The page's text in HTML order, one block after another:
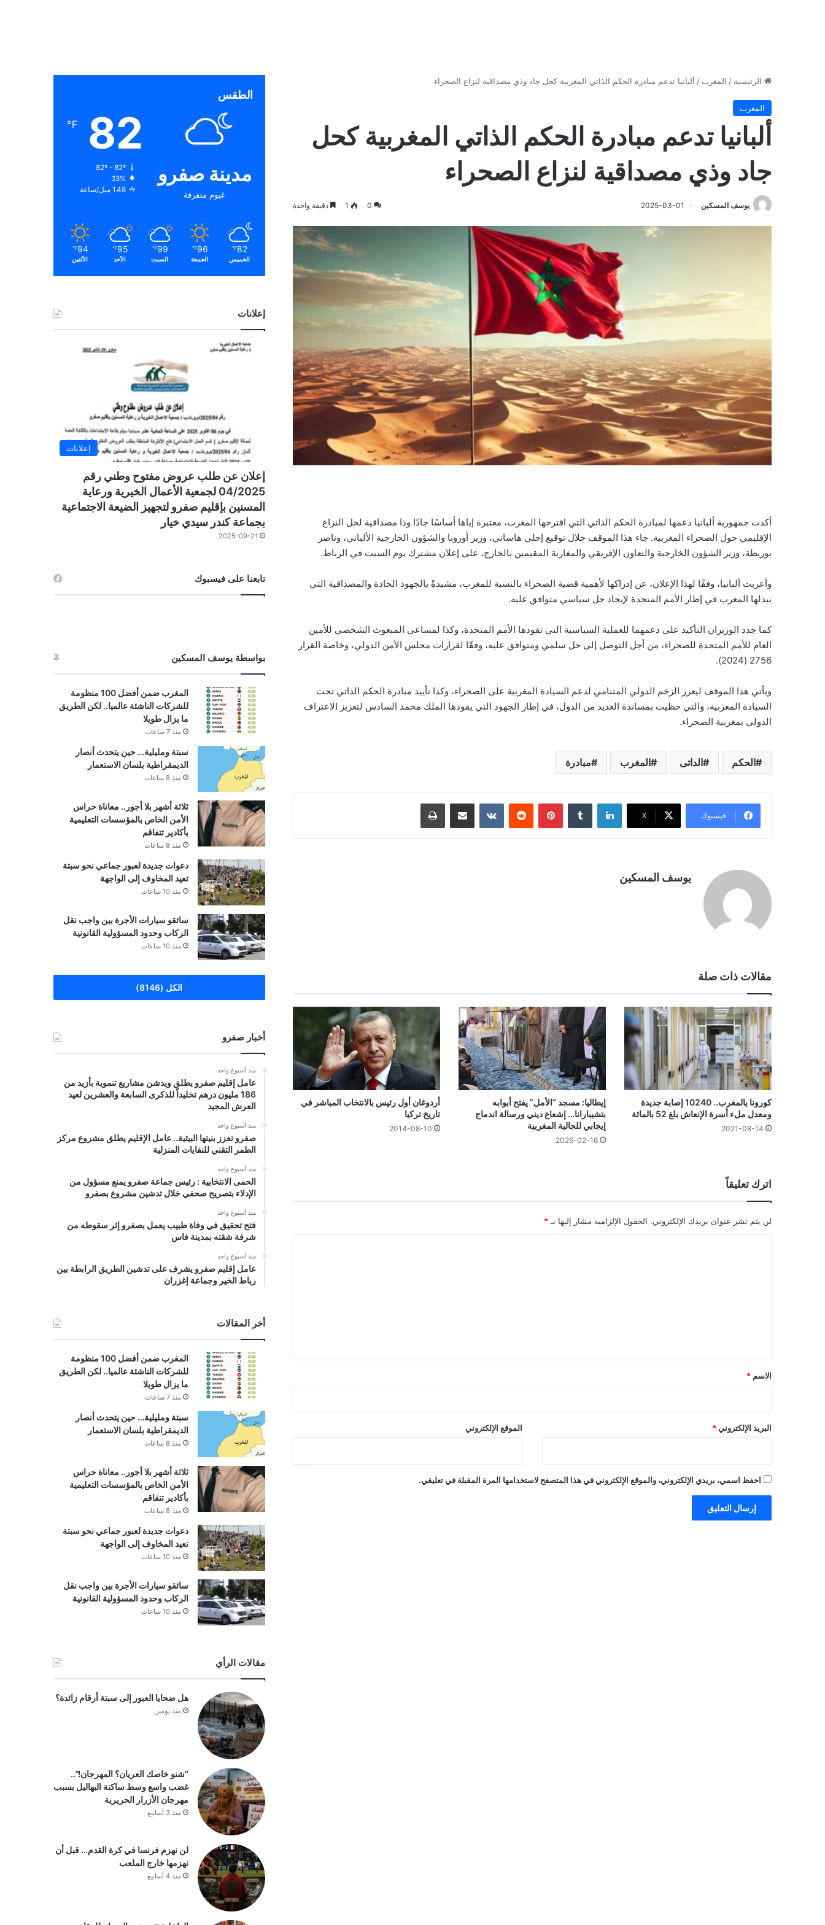
الرئيسية / المغرب / ألبانيا تدعم مبادرة الحكم الذاتي المغربية كحل جاد وذي مصداقية لنزاع الصحراء
المغرب
ألبانيا تدعم مبادرة الحكم الذاتي المغربية كحل
جاد وذي مصداقية لنزاع الصحراء
يوسف المسكين 2025-03-01
0
1 دقيقة واحدة
أكدت جمهورية ألبانيا دعمها لمبادرة الحكم الذاتي التي اقترحها المغرب، معتبرة إياها أساسًا جادًا وذا مصداقية لحل النزاع
الإقليمي حول الصحراء المغربية. جاء هذا الموقف خلال توقيع إجلي هاساني، وزير أوروبا والشؤون الخارجية الألباني، وناصر
بوريطة، وزير الشؤون الخارجية والتعاون الإفريقي والمغاربة المقيمين بالخارج، على إعلان مشترك يوم السبت في الرباط.
وأعربت ألبانيا، وفقًا لهذا الإعلان، عن إدراكها لأهمية قضية الصحراء بالنسبة للمغرب، مشيدةً بالجهود الجادة والمصداقية التي
يبذلها المغرب في إطار الأمم المتحدة لإيجاد حل سياسي متوافق عليه.
كما جدد الوزيران التأكيد على دعمهما للعملية السياسية التي تقودها الأمم المتحدة، وكذا لمساعي المبعوث الشخصي للأمين
العام للأمم المتحدة للصحراء، من أجل التوصل إلى حل سلمي ومتوافق عليه، وفقًا لقرارات مجلس الأمن الدولي، وخاصة القرار
2756 (2024).
ويأتي هذا الموقف ليعزز الزخم الدولي المتنامي لدعم السيادة المغربية على الصحراء، وكذا تأييد مبادرة الحكم الذاتي تحت
السيادة المغربية، والتي حظيت بمساندة العديد من الدول، في إطار الجهود التي يقودها الملك محمد السادس لتعزيز الاعتراف
الدولي بمغربية الصحراء.
الحكم الداتى المغرب مبادرة
فيسبوك ‫X
لينكدإن بينتيريست مشاركة عبر البريد طباعة
يوسف المسكين
مقالات ذات صلة
كورونا بالمغرب.. 10240 إصابة جديدة
ومعدل ملء أسرة الإنعاش بلغ 52 بالمائة
2021-08-14
إيطاليا: مسجد “الأمل” يفتح أبوابه
بتشيبارانا… إشعاع ديني ورسالة اندماج
إيجابي للجالية المغربية
2026-02-16
أردوغان أول رئيس بالانتخاب المباشر في
تاريخ تركيا
2014-08-10
اترك تعليقاً
لن يتم نشر عنوان بريدك الإلكتروني. الحقول الإلزامية مشار إليها بـ *
*
الاسم *
البريد الإلكتروني * الموقع الإلكتروني
احفظ اسمي، بريدي الإلكتروني، والموقع الإلكتروني في هذا المتصفح لاستخدامها المرة المقبلة في تعليقي.
الطقس
مدينة صفرو
غيوم متفرقة
82
℉
82º - 82º
33%
1.48 ميل/ساعة
82
℉
الخميس
96
℉
الجمعة
99
℉
السبت
95
℉
الأحد
94
℉
الأثنين
إعلانات
إعلانات
إعلان عن طلب عروض مفتوح وطني رقم
04/2025 لجمعية الأعمال الخيرية ورعاية
المسنين بإقليم صفرو لتجهيز الضيعة الاجتماعية
بجماعة كندر سيدي خيار
2025-09-21
تابعنا على فيسبوك
بواسطة يوسف المسكين
المغرب ضمن أفضل 100 منظومة
للشركات الناشئة عالميا.. لكن الطريق
ما يزال طويلا
منذ 7 ساعات
سبتة ومليلية… حين يتحدث أنصار
الديمقراطية بلسان الاستعمار
منذ 8 ساعات
ثلاثة أشهر بلا أجور.. معاناة حراس
الأمن الخاص بالمؤسسات التعليمية
بأكادير تتفاقم
منذ 8 ساعات
دعوات جديدة لعبور جماعي نحو سبتة
تعيد المخاوف إلى الواجهة
منذ 10 ساعات
سائقو سيارات الأجرة بين واجب نقل
الركاب وحدود المسؤولية القانونية
منذ 10 ساعات
الكل (8146)
أخبار صفرو
منذ أسبوع واحد
عامل إقليم صفرو يطلق ويدشن مشاريع تنموية بأزيد من
186 مليون درهم تخليداً للذكرى السابعة والعشرين لعيد
العرش المجيد
منذ أسبوع واحد
صفرو تعزز بنيتها البيئية.. عامل الإقليم يطلق مشروع مركز
الطمر التقني للنفايات المنزلية
منذ أسبوع واحد
الحمى الانتخابية : رئيس جماعة صفرو يمنع مسؤول من
الإدلاء بتصريح صحفي خلال تدشين مشروع بصفرو
منذ أسبوع واحد
فتح تحقيق في وفاة طبيب يعمل بصفرو إثر سقوطه من
شرفة شقته بمدينة فاس
منذ أسبوع واحد
عامل إقليم صفرو يشرف على تدشين الطريق الرابطة بين
رباط الخير وجماعة إغزران
أخر المقالات
المغرب ضمن أفضل 100 منظومة
للشركات الناشئة عالميا.. لكن الطريق
ما يزال طويلا
منذ 7 ساعات
سبتة ومليلية… حين يتحدث أنصار
الديمقراطية بلسان الاستعمار
منذ 8 ساعات
ثلاثة أشهر بلا أجور.. معاناة حراس
الأمن الخاص بالمؤسسات التعليمية
بأكادير تتفاقم
منذ 8 ساعات
دعوات جديدة لعبور جماعي نحو سبتة
تعيد المخاوف إلى الواجهة
منذ 10 ساعات
سائقو سيارات الأجرة بين واجب نقل
الركاب وحدود المسؤولية القانونية
منذ 10 ساعات
مقالات الرأي
هل ضحايا العبور إلى سبتة أرقام زائدة؟
منذ يومين
“شنو خاصك العريان؟ المهرجان!”..
غضب واسع وسط ساكنة البهاليل بسبب
مهرجان الأزرار الحريرية
منذ 3 أسابيع
لن نهزم فرنسا في كرة القدم… قبل أن
نهزمها خارج الملعب
منذ 4 أسابيع